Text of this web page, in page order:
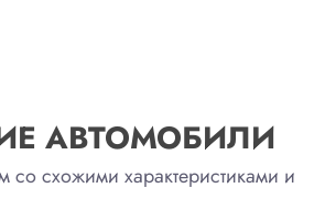
АВТОМОБИЛИ
со схожими характеристиками и